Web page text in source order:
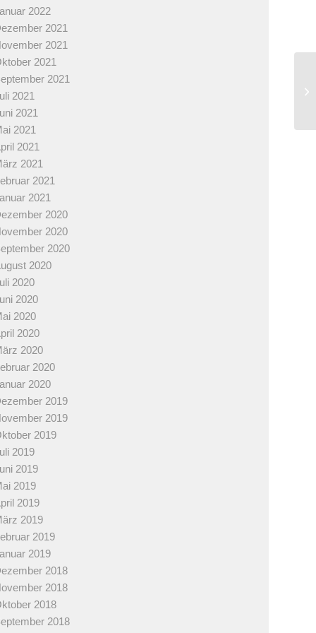
2022
2021
2021
2021
2021
2021
2021
2021
2021
2021
2021
2021
2020
2020
2020
2020
2020
2020
2020
2020
2020
2020
2020
2019
2019
2019
2019
2019
2019
2019
2019
2019
2019
2018
2018
2018
2018